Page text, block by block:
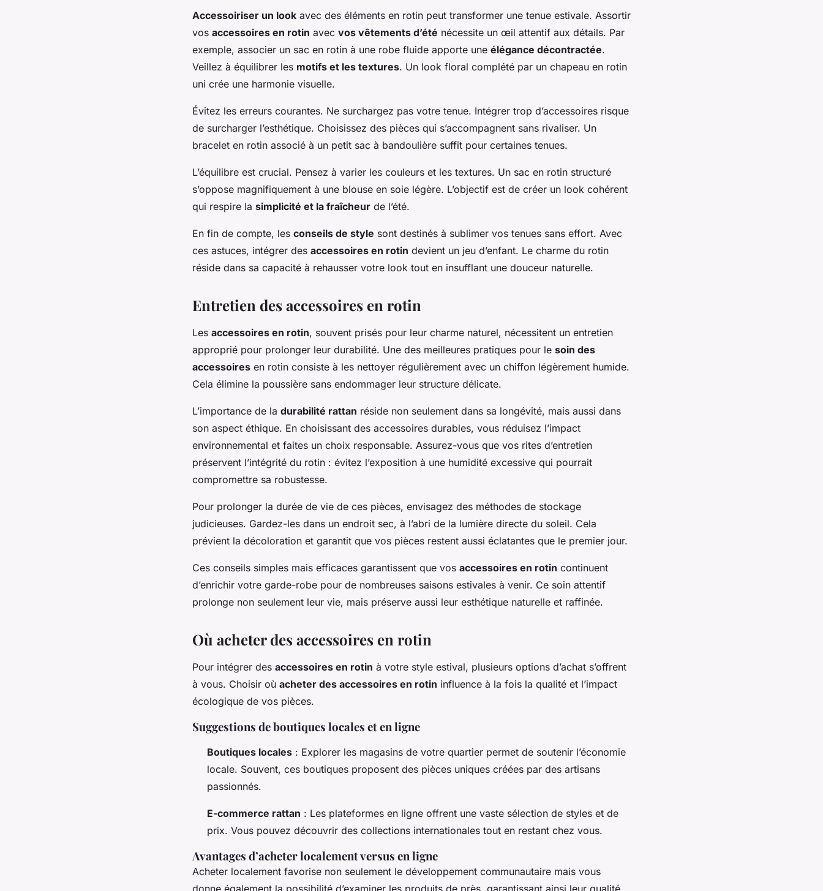
Accessoiriser un look avec des éléments en rotin peut transformer une tenue estivale. Assortir
vos accessoires en rotin avec vos vêtements d’été nécessite un œil attentif aux détails. Par
exemple, associer un sac en rotin à une robe fluide apporte une élégance décontractée.
Veillez à équilibrer les motifs et les textures. Un look floral complété par un chapeau en rotin
uni crée une harmonie visuelle.
Évitez les erreurs courantes. Ne surchargez pas votre tenue. Intégrer trop d’accessoires risque
de surcharger l’esthétique. Choisissez des pièces qui s’accompagnent sans rivaliser. Un
bracelet en rotin associé à un petit sac à bandoulière suffit pour certaines tenues.
L’équilibre est crucial. Pensez à varier les couleurs et les textures. Un sac en rotin structuré
s’oppose magnifiquement à une blouse en soie légère. L’objectif est de créer un look cohérent
qui respire la simplicité et la fraîcheur de l’été.
En fin de compte, les conseils de style sont destinés à sublimer vos tenues sans effort. Avec
ces astuces, intégrer des accessoires en rotin devient un jeu d’enfant. Le charme du rotin
réside dans sa capacité à rehausser votre look tout en insufflant une douceur naturelle.
Entretien des accessoires en rotin
Les accessoires en rotin, souvent prisés pour leur charme naturel, nécessitent un entretien
approprié pour prolonger leur durabilité. Une des meilleures pratiques pour le soin des
accessoires en rotin consiste à les nettoyer régulièrement avec un chiffon légèrement humide.
Cela élimine la poussière sans endommager leur structure délicate.
L’importance de la durabilité rattan réside non seulement dans sa longévité, mais aussi dans
son aspect éthique. En choisissant des accessoires durables, vous réduisez l’impact
environnemental et faites un choix responsable. Assurez-vous que vos rites d’entretien
préservent l’intégrité du rotin : évitez l’exposition à une humidité excessive qui pourrait
compromettre sa robustesse.
Pour prolonger la durée de vie de ces pièces, envisagez des méthodes de stockage
judicieuses. Gardez-les dans un endroit sec, à l’abri de la lumière directe du soleil. Cela
prévient la décoloration et garantit que vos pièces restent aussi éclatantes que le premier jour.
Ces conseils simples mais efficaces garantissent que vos accessoires en rotin continuent
d’enrichir votre garde-robe pour de nombreuses saisons estivales à venir. Ce soin attentif
prolonge non seulement leur vie, mais préserve aussi leur esthétique naturelle et raffinée.
Où acheter des accessoires en rotin
Pour intégrer des accessoires en rotin à votre style estival, plusieurs options d’achat s’offrent
à vous. Choisir où acheter des accessoires en rotin influence à la fois la qualité et l’impact
écologique de vos pièces.
Suggestions de boutiques locales et en ligne
Boutiques locales : Explorer les magasins de votre quartier permet de soutenir l’économie
locale. Souvent, ces boutiques proposent des pièces uniques créées par des artisans
passionnés.
E-commerce rattan : Les plateformes en ligne offrent une vaste sélection de styles et de
prix. Vous pouvez découvrir des collections internationales tout en restant chez vous.
Avantages d’acheter localement versus en ligne
Acheter localement favorise non seulement le développement communautaire mais vous
donne également la possibilité d’examiner les produits de près, garantissant ainsi leur qualité.